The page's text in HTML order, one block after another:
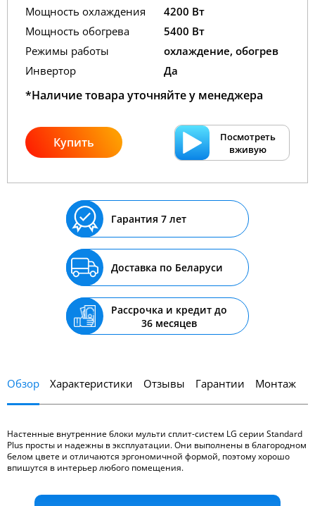
Мощность охлаждения
4200 Вт
Мощность обогрева
5400 Вт
Режимы работы
охлаждение, обогрев
Инвертор
Да
*Наличие товара уточняйте у менеджера
Купить
Посмотреть
вживую
Гарантия 7 лет
Доставка по Беларуси
Рассрочка и кредит до
36 месяцев
Обзор Характеристики Отзывы Гарантии Монтаж
Настенные внутренние блоки мульти сплит-систем LG серии Standard
Plus просты и надежны в эксплуатации. Они выполнены в благородном
белом цвете и отличаются эргономичной формой, поэтому хорошо
впишутся в интерьер любого помещения.